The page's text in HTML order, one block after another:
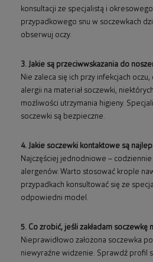
konsultacji ze specjalistą i
przypadkowego snu w soczewkach
obserwuj oczy.
3. Jakie są przeciwwskazania do
Nie zaleca się ich przy infekcjach
alergii na materiał soczewki,
możliwości utrzymania higieny.
soczewki są bezpieczne.
4. Jakie soczewki kontaktowe są
Najczęściej jednodniowe –
alergenów. Warto stosować krople
przypadkach konsultować się ze
odpowiedni model.
5. Co zrobić, jeśli zakładam soczewkę
Nieprawidłowo założona soczewka
niewyraźne widzenie. Sprawdź profil